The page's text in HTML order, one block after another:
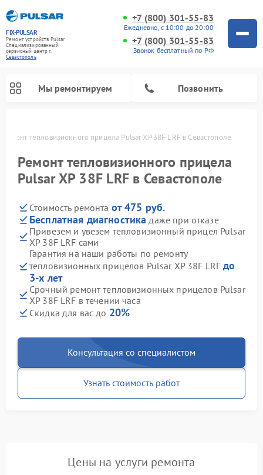
FIX-PULSAR
Ремонт устройств Pulsar
Специализированный
cервисный центр г.
Севастополь
+7 (800) 301-55-83
Ежедневно, с 10:00 до 20:00
+7 (800) 301-55-83
Звонок бесплатный по РФ
Мы ремонтируем Позвонить
Ремонт тепловизионного прицела Pulsar XP 38F LRF в Севастополе
Ремонт тепловизионного прицела
Pulsar XP 38F LRF в Севастополе
Стоимость ремонта от 475 руб.
Бесплатная диагностика даже при отказе
Привезем и увезем тепловизионный прицел Pulsar
XP 38F LRF сами
Гарантия на наши работы по ремонту
тепловизионных прицелов Pulsar XP 38F LRFдо
3-х лет
Срочный ремонт тепловизионных прицелов Pulsar
XP 38F LRF в течении часа
Скидка для вас до 20%
Консультация со специалистом
Узнать стоимость работ
Цены на услуги ремонта